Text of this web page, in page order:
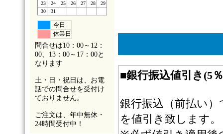
23
24 25 26 27 28
29
30
31
今日
休業日
問合せは10：00～12：
00、13：00～17：00と
なります
土・日・祝日は、お電
話での問合せを受付け
ておりません。
ご注文は、年中無休・
24時間受付中！
■銀行振込値引き(5
銀行振込（前払い
を値引き致します。